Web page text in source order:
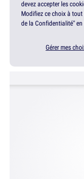
devez accepter les
Modifiez ce choix à
de la Confidentialité"
Gérer mes